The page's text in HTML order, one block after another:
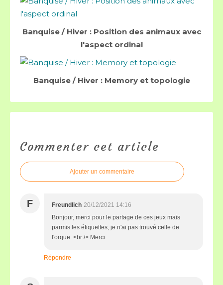
Banquise / Hiver : Position des animaux avec
l'aspect ordinal
Banquise / Hiver : Memory et topologie
Commenter cet article
Ajouter un commentaire
F Freundlich 20/12/2021 14:16
Bonjour, merci pour le partage de ces jeux mais
parmis les étiquettes, je n'ai pas trouvé celle de
l'orque. <br /> Merci
Répondre